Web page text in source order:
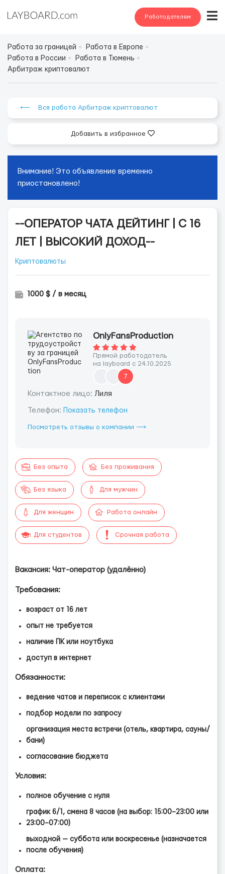
Работодателям
Работа за границей
Работа в Европе
Работа в России
Работа в Тюмень
Арбитраж криптовалют
⟵ Вся работа Арбитраж криптовалют
Добавить в избранное
Внимание! Это объявление временно
приостановлено!
--ОПЕРАТОР ЧАТА ДЕЙТИНГ | С 16
ЛЕТ | ВЫСОКИЙ ДОХОД--
Криптовалюты
1000 $ / в месяц
OnlyFansProduction
Прямой работодатель
на layboard с 24.10.2025
7
Контактное лицо: Лиля
Телефон: Показать телефон
Посмотреть отзывы о компании ⟶
Без опыта Без проживания
Без языка Для мужчин
Для женщин Работа онлайн
Для студентов Срочная работа
Вакансия: Чат-оператор (удалённо)
Требования:
возраст от 16 лет
опыт не требуется
наличие ПК или ноутбука
доступ в интернет
Обязанности:
ведение чатов и переписок с клиентами
подбор модели по запросу
организация места встречи (отель, квартира, сауны/
бани)
согласование бюджета
Условия:
полное обучение с нуля
график 6/1, смена 8 часов (на выбор: 15:00–23:00 или
23:00–07:00)
выходной — суббота или воскресенье (назначается
после обучения)
Оплата: